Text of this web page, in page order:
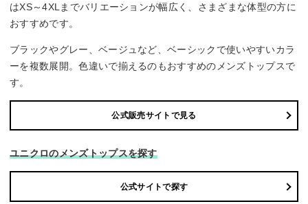
はXS～4XLまでバリエーションが幅広く、さまざまな体型の方に
おすすめです。
ブラックやグレー、ベージュなど、ベーシックで使いやすいカラ
ーを複数展開。色違いで揃えるのもおすすめのメンズトップスで
す。
公式販売サイトで見る
ユニクロのメンズトップスを探す
公式サイトで探す